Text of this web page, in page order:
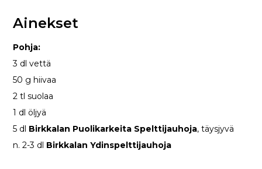
Ainekset
Pohja:
3 dl vettä
50 g hiivaa
2 tl suolaa
1 dl öljyä
5 dl Birkkalan Puolikarkeita Spelttijauhoja, täysjyvä
n. 2-3 dl Birkkalan Ydinspelttijauhoja